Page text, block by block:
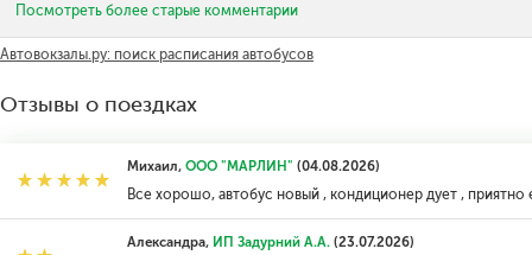
Посмотреть более старые комментарии
Автовокзалы.ру: поиск расписания автобусов
Отзывы о поездках
Михаил, ООО "МАРЛИН" (04.08.2026)
Все хорошо, автобус новый , кондиционер дует , приятно
Александра, ИП Задурний А.А.(23.07.2026)